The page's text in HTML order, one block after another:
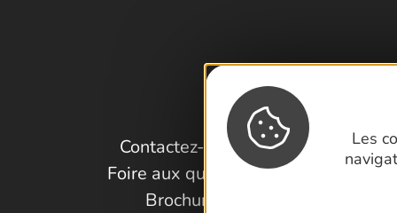
Les
Contactez-nous !
Foire aux questions
Brochures